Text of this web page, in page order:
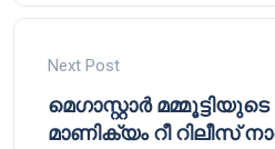
Next Post
മെഗാസ്റ്റാർ
മാണിക്യം റീ റിലീസ്